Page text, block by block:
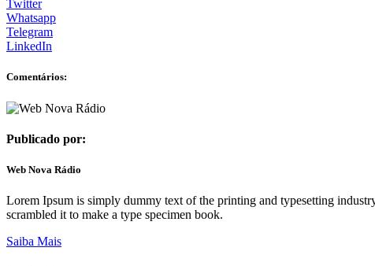
Twitter
Whatsapp
Telegram
LinkedIn
Comentários:
Publicado por:
Web Nova Rádio
Lorem Ipsum is simply dummy text of the printing and typesetting
scrambled it to make a type specimen book.
Saiba Mais